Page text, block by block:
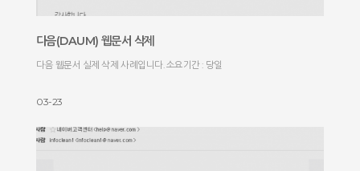
다음(DAUM) 웹문서 삭제
다음 웹문서 실제 삭제 사례입니다. 소요기간 : 당일
03-23